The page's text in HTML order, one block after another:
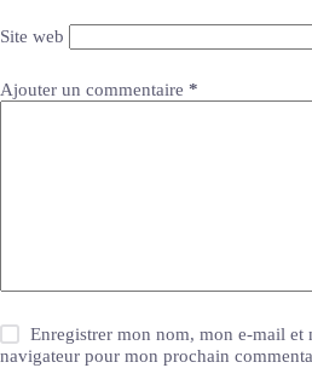
Site web
Ajouter un commentaire *
Enregistrer mon nom, mon e-mail et
navigateur pour mon prochain